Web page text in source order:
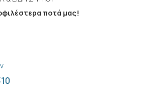
ποτά μας!